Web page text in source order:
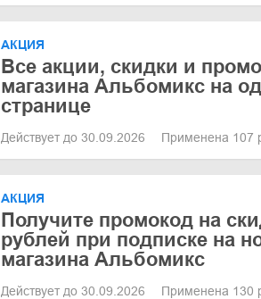
АКЦИЯ
Все акции, скидки и
магазина Альбомикс на
странице
Действует до 30.09.2026 Применена 107
АКЦИЯ
Получите промокод на
рублей при подписке на
магазина Альбомикс
Действует до 30.09.2026 Применена 130